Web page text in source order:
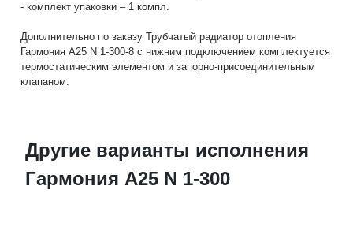
- комплект упаковки – 1 компл.
Дополнительно по заказу Трубчатый радиатор отопления
Гармония А25 N 1-300-8 с нижним подключением комплектуется
термостатическим элементом и запорно-присоединительным
клапаном.
Другие варианты исполнения
Гармония А25 N 1-300